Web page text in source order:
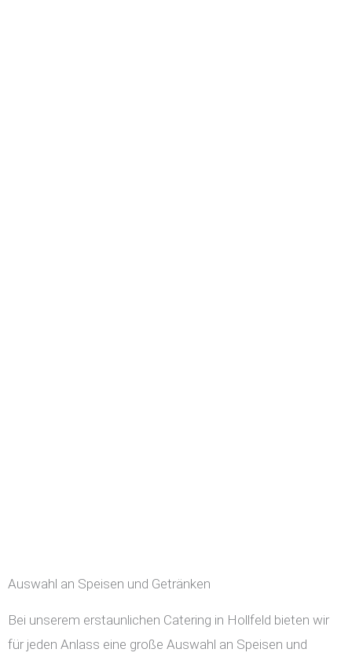
Auswahl an Speisen und Getränken
Bei unserem erstaunlichen Catering in Hollfeld bieten wir
für jeden Anlass eine große Auswahl an Speisen und